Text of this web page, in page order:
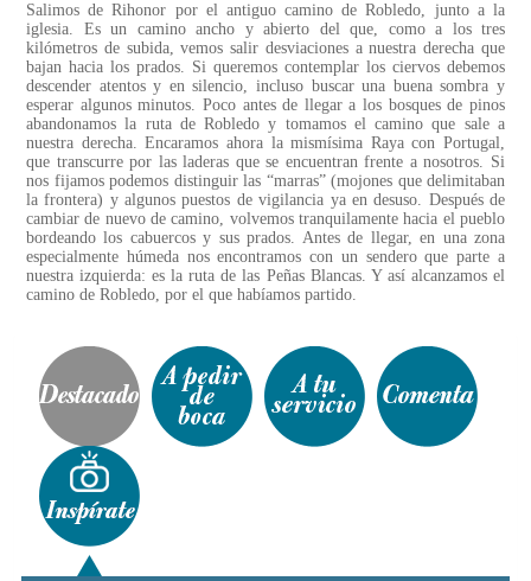
Salimos de Rihonor por el antiguo camino de Robledo, junto a la
iglesia. Es un camino ancho y abierto del que, como a los tres
kilómetros de subida, vemos salir desviaciones a nuestra derecha que
bajan hacia los prados. Si queremos contemplar los ciervos debemos
descender atentos y en silencio, incluso buscar una buena sombra y
esperar algunos minutos. Poco antes de llegar a los bosques de pinos
abandonamos la ruta de Robledo y tomamos el camino que sale a
nuestra derecha. Encaramos ahora la mismísima Raya con Portugal,
que transcurre por las laderas que se encuentran frente a nosotros. Si
nos fijamos podemos distinguir las “marras” (mojones que delimitaban
la frontera) y algunos puestos de vigilancia ya en desuso. Después de
cambiar de nuevo de camino, volvemos tranquilamente hacia el pueblo
bordeando los cabuercos y sus prados. Antes de llegar, en una zona
especialmente húmeda nos encontramos con un sendero que parte a
nuestra izquierda: es la ruta de las Peñas Blancas. Y así alcanzamos el
camino de Robledo, por el que habíamos partido.